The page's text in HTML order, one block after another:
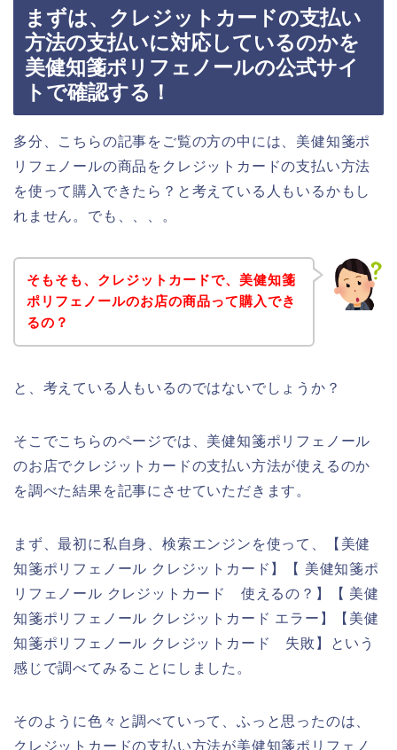
まずは、クレジットカードの支払い
方法の支払いに対応しているのかを
美健知箋ポリフェノールの公式サイ
トで確認する！
多分、こちらの記事をご覧の方の中には、美健知箋ポ
リフェノールの商品をクレジットカードの支払い方法
を使って購入できたら？と考えている人もいるかもし
れません。でも、、、。
そもそも、クレジットカードで、美健知箋
ポリフェノールのお店の商品って購入でき
るの？
と、考えている人もいるのではないでしょうか？
そこでこちらのページでは、美健知箋ポリフェノール
のお店でクレジットカードの支払い方法が使えるのか
を調べた結果を記事にさせていただきます。
まず、最初に私自身、検索エンジンを使って、【美健
知箋ポリフェノール クレジットカード】【 美健知箋ポ
リフェノール クレジットカード 使えるの？】【 美健
知箋ポリフェノール クレジットカード エラー】【美健
知箋ポリフェノール クレジットカード 失敗】という
感じで調べてみることにしました。
そのように色々と調べていって、ふっと思ったのは、
クレジットカードの支払い方法が美健知箋ポリフェノ